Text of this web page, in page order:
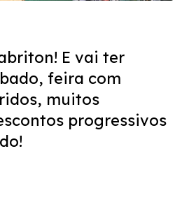
E vai ter
feira com
muitos
progressivos